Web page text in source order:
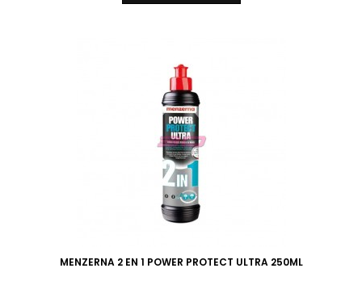
MENZERNA 2 EN 1 POWER PROTECT ULTRA 250ML